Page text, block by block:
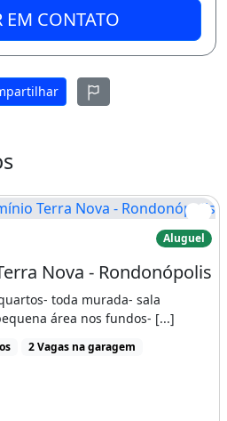
EM CONTATO
Terra Nova - Rondonópolis
Aluguel
Nova - Rondonópolis
toda murada- sala
área nos fundos- [...]
2 Vagas na garagem